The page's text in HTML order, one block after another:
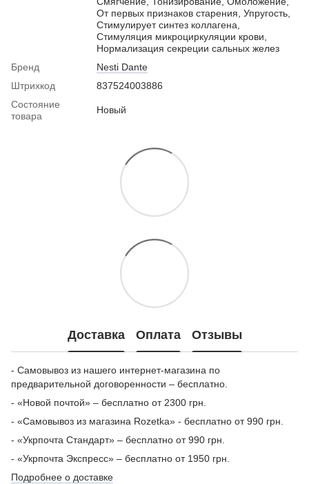
От первых признаков старения, Упругость,
Стимулирует синтез коллагена,
Стимуляция микроциркуляции крови,
Нормализация секреции сальных желез
Бренд
Nesti Dante
Штрихкод
837524003886
Состояние
товара
Новый
Доставка Оплата Отзывы
- Самовывоз из нашего интернет-магазина по
предварительной договоренности – бесплатно.
- «Новой почтой» – бесплатно от 2300 грн.
- «Самовывоз из магазина Rozetka» - бесплатно от 990 грн.
- «Укрпочта Стандарт» – бесплатно от 990 грн.
- «Укрпочта Экспресс» – бесплатно от 1950 грн.
Подробнее о доставке